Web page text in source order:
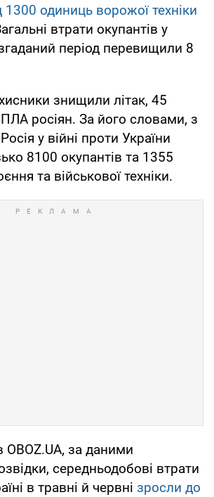
1300 одиниць ворожої техніки
втрати окупантів у
період перевищили 8
знищили літак, 45
росіян. За його словами, з
у війні проти України
8100 окупантів та 1355
та військової техніки.
OBOZ.UA, за даними
середньодобові втрати
в травні й червні зросли до